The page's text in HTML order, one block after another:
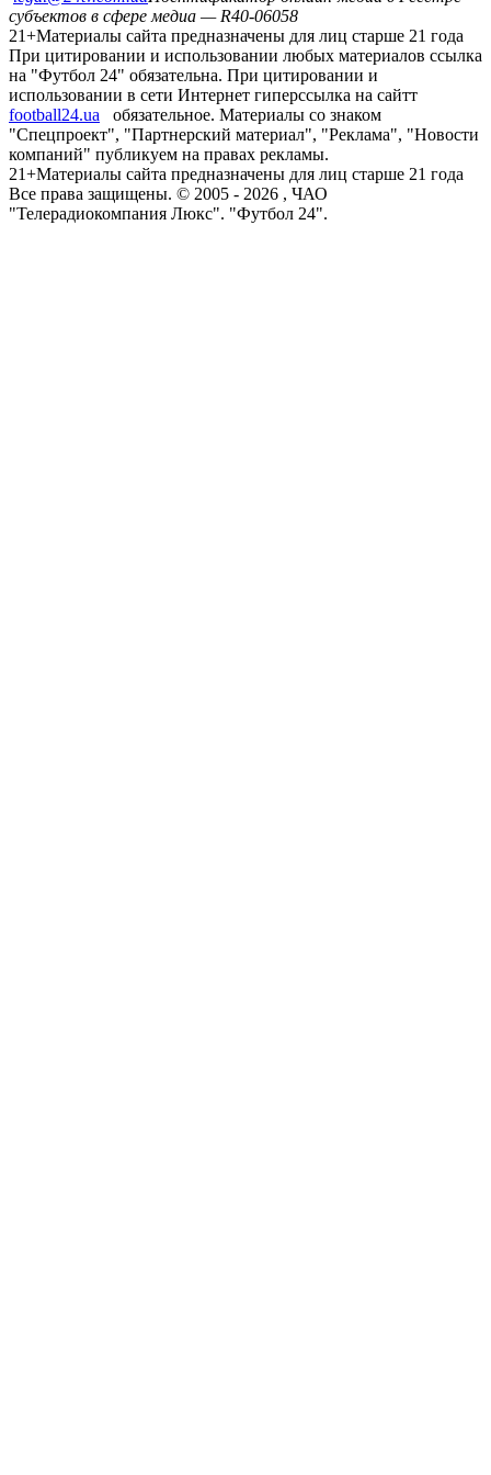
субъектов в сфере медиа — R40-06058
21+Материалы сайта предназначены для лиц старше 21 года
При цитировании и использовании любых материалов ссылка
на "Футбол 24" обязательна. При цитировании и
использовании в сети Интернет гиперссылка на сайтт
football24.ua
обязательное. Материалы со знаком
"Спецпроект", "Партнерский материал", "Реклама", "Новости
компаний" публикуем на правах рекламы.
21+Материалы сайта предназначены для лиц старше 21 года
Все права защищены. © 2005 - 2026 , ЧАО
"Телерадиокомпания Люкс". "Футбол 24".